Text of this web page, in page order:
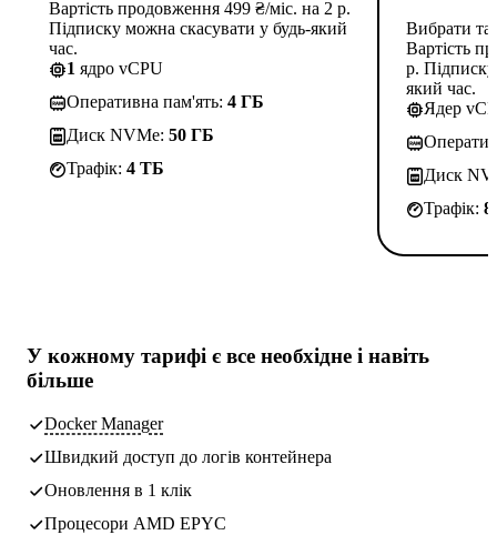
Вартість продовження 499 ₴/міс. на 2 р.
Підписку можна скасувати у будь-який
час.
1 ядро vCPU
Оперативна пам'ять: 4 ГБ
Диск NVMe: 50 ГБ
Трафік: 4 TБ
Вибрати
Вартість
р.
який час.
Ядер
Диск
Трафік:
У кожному тарифі є все необхідне і навіть
більше
Docker Manager
Швидкий доступ до логів контейнера
Оновлення в 1 клік
Процесори AMD EPYC